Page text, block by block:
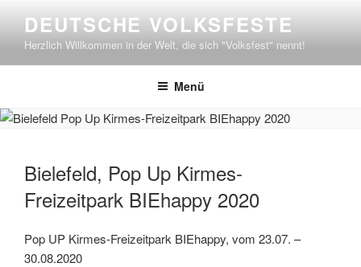
springen
DEUTSCHE VOLKSFESTE
Herzlich Willkommen in der Welt, die sich "Volksfest" nennt!
Menü
Bielefeld, Pop Up Kirmes-
Freizeitpark BIEhappy 2020
Pop UP Kirmes-Freizeitpark BIEhappy, vom 23.07. –
30.08.2020